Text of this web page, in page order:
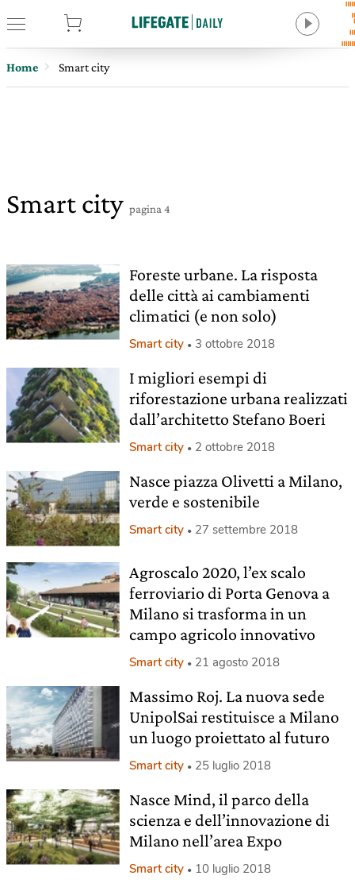
Home Smart city
Smart city pagina 4
Foreste urbane. La risposta
delle città ai cambiamenti
climatici (e non solo)
Smart city 3 ottobre 2018
I migliori esempi di
riforestazione urbana realizzati
dall’architetto Stefano Boeri
Smart city 2 ottobre 2018
Nasce piazza Olivetti a Milano,
verde e sostenibile
Smart city 27 settembre 2018
Agroscalo 2020, l’ex scalo
ferroviario di Porta Genova a
Milano si trasforma in un
campo agricolo innovativo
Smart city 21 agosto 2018
Massimo Roj. La nuova sede
UnipolSai restituisce a Milano
un luogo proiettato al futuro
Smart city 25 luglio 2018
Nasce Mind, il parco della
scienza e dell’innovazione di
Milano nell’area Expo
Smart city 10 luglio 2018